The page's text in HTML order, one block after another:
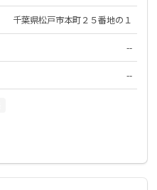
千葉県松戸市本町２５番地の１
--
--